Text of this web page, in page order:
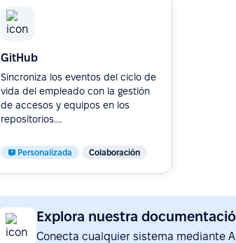
GitHub
Sincroniza los eventos del ciclo de
vida del empleado con la gestión
de accesos y equipos en los
repositorios....
Personalizada Colaboración
Explora nuestra
Conecta cualquier sistema mediante